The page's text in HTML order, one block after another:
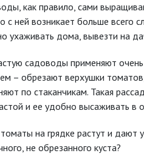
как правило, сами
с ней возникает больше всего
ухаживать дома, вывезти на
садоводы применяют
– обрезают верхушки
по стаканчикам. Такая
и ее удобно высаживать
на грядке растут и дают
не обрезанного куста?